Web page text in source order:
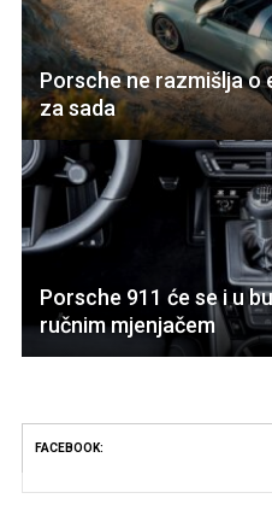
Porsche ne razmišlja o
za sada
Porsche 911 će se i u
ručnim mjenjačem
FACEBOOK: